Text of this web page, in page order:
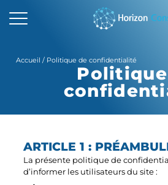
ACCUEIL
RESSOURCES
Accueil / Politique de confidentialité
ARTICLE 1 :
La présente politique de
d’informer les utilisateurs du site :